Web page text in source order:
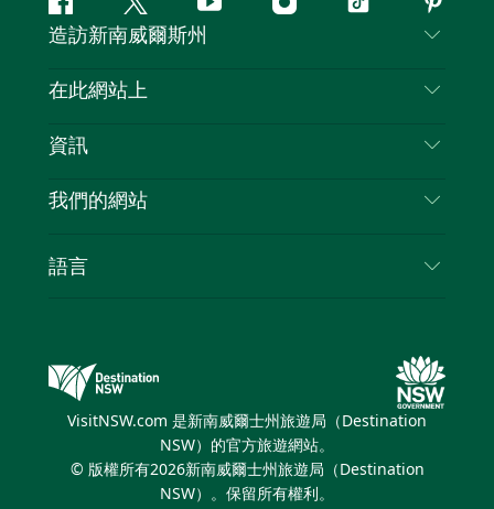
Facebook嘰
嘰
喳
Youtube Instagram
抖
造訪新南威爾斯州
聯絡我們
隱私
Cookie 通知
在此網站上
目的地
新南威爾斯州公路旅行
活動
資訊
旅行資訊
新南威爾斯的商業
我們的網站
新南威爾士州旅遊局（Destination NSW）媒體中
繽紛悉尼燈光音樂節
語言
VisitNSW.com 是新南威爾士州旅遊局（Destination
NSW）的官方旅遊網站。
© 版權所有2026新南威爾士州旅遊局（Destination
NSW）。保留所有權利。